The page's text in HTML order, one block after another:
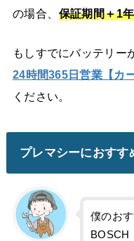
の場合、 保証期間＋1
もしすでにバッテリー
24時間365日営業【カ
ください。
プレマシーにおすす
僕のお
BOSCH